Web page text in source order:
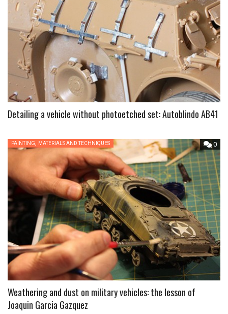
Detailing a vehicle without photoetched set: Autoblindo AB41
0
PAINTING MATERIALS AND TECHNIQUES
Weathering and dust on military vehicles: the lesson of
Joaquin Garcia Gazquez